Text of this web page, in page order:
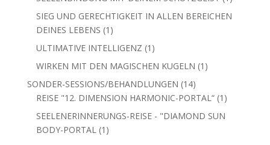
Produkt
SIEG UND GERECHTIGKEIT IN ALLEN BEREICHEN
DEINES LEBENS 1 1
Produkt
ULTIMATIVE INTELLIGENZ 1 1
Produkt
WIRKEN MIT DEN MAGISCHEN KUGELN 1 1
SONDER-SESSIONS/BEHANDLUNGEN 1414
Produkte
REISE "12. DIMENSION HARMONIC-PORTAL“ 1 1
Produkt
SEELENERINNERUNGS-REISE - "DIAMOND SUN
BODY-PORTAL
1 1